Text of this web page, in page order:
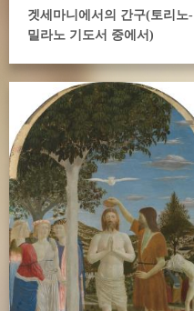
겟세마니에서의 간구(토리노-
밀라노 기도서 중에서)